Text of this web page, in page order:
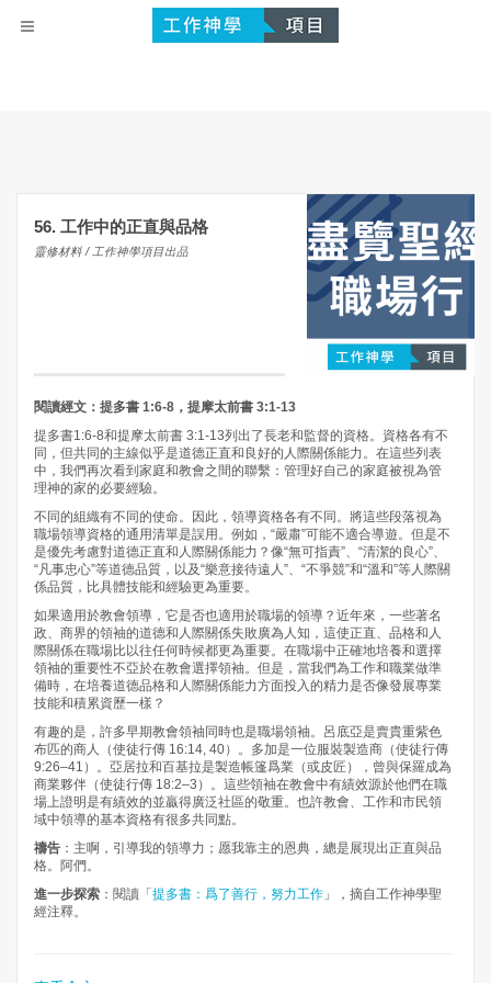
56. 工作中的正直與品格
靈修材料 / 工作神學項目出品
閱讀經文：提多書 1:6-8 ，提摩太前書 3:1-13
提多書1:6-8和提摩太前書 3:1-13列出了長老和監督的資格。資格各有不
同，但共同的主線似乎是道德正直和良好的人際關係能力。在這些列表
中，我們再次看到家庭和教會之間的聯繫：管理好自己的家庭被視為管
理神的家的必要經驗。
不同的組織有不同的使命。因此，領導資格各有不同。將這些段落視為
職場領導資格的通用清單是誤用。例如，“嚴肅”可能不適合導遊。但是不
是優先考慮對道德正直和人際關係能力？像“無可指責”、“清潔的良心”、
“凡事忠心”等道德品質，以及“樂意接待遠人”、“不爭競”和“溫和”等人際關
係品質，比具體技能和經驗更為重要。
如果適用於教會領導，它是否也適用於職場的領導？近年來，一些著名
政、商界的領袖的道德和人際關係失敗廣為人知，這使正直、品格和人
際關係在職場比以往任何時候都更為重要。在職場中正確地培養和選擇
領袖的重要性不亞於在教會選擇領袖。但是，當我們為工作和職業做準
備時，在培養道德品格和人際關係能力方面投入的精力是否像發展專業
技能和積累資歷一樣？
有趣的是，許多早期教會領袖同時也是職場領袖。呂底亞是賣貴重紫色
布匹的商人（使徒行傳 16:14, 40）。多加是一位服裝製造商（使徒行傳
9:26–41）。亞居拉和百基拉是製造帳篷爲業（或皮匠），曾與保羅成為
商業夥伴（使徒行傳 18:2–3）。這些領袖在教會中有績效源於他們在職
場上證明是有績效的並贏得廣泛社區的敬重。也許教會、工作和市民領
域中領導的基本資格有很多共同點。
禱告 ：主啊，引導我的領導力；愿我靠主的恩典，總是展現出正直與品
格。阿們。
進一步探索 ：閱讀「 提多書：爲了善行，努力工作 」，摘自工作神學聖
經注釋。